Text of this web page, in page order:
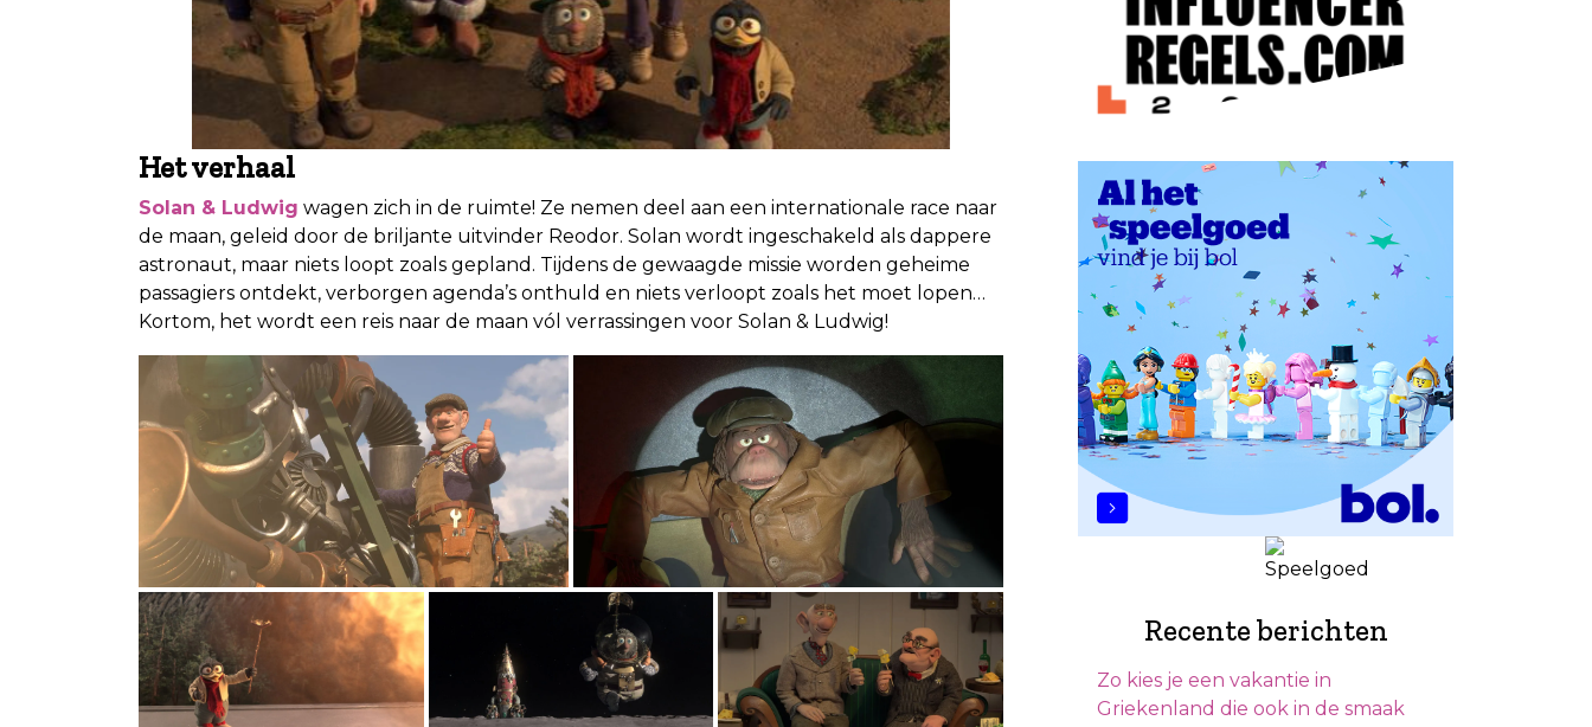
Het verhaal
Solan & Ludwig wagen zich in de ruimte! Ze nemen deel aan een internationale race naar
de maan, geleid door de briljante uitvinder Reodor. Solan wordt ingeschakeld als dappere
astronaut, maar niets loopt zoals gepland. Tijdens de gewaagde missie worden geheime
passagiers ontdekt, verborgen agenda’s onthuld en niets verloopt zoals het moet lopen…
Kortom, het wordt een reis naar de maan vól verrassingen voor Solan & Ludwig!
Recente berichten
Zo kies je een vakantie in
Griekenland die ook in de smaak